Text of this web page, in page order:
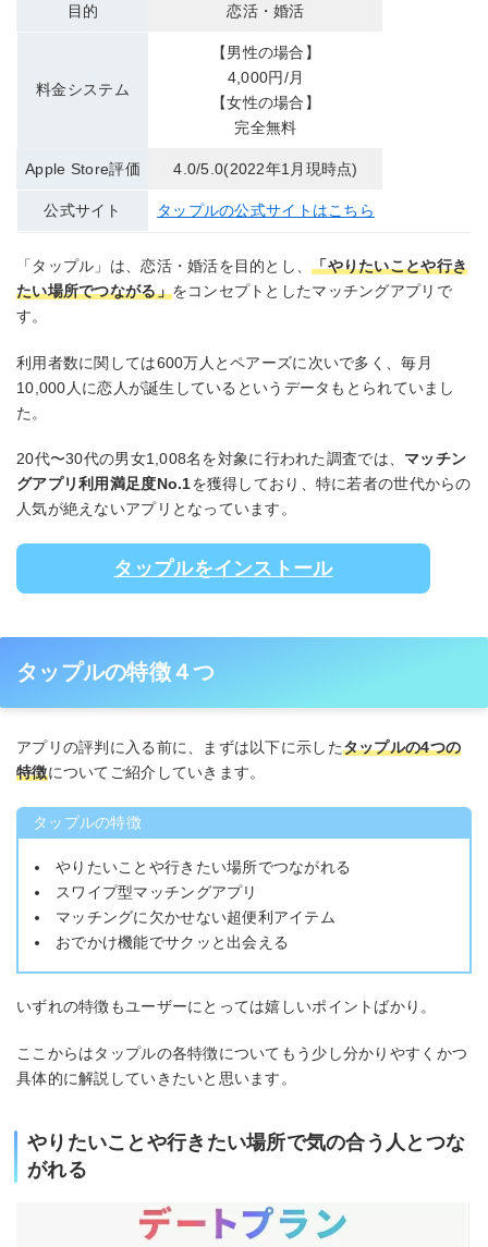
目的 恋活・婚活
料金システム
【男性の場合】
4,000円/月
【女性の場合】
完全無料
Apple Store評価 4.0/5.0(2022年1月現時点)
公式サイト タップルの公式サイトはこちら
「タップル」は、恋活・婚活を目的とし、「やりたいことや行き
たい場所でつながる」をコンセプトとしたマッチングアプリで
す。
利用者数に関しては600万人とペアーズに次いで多く、毎月
10,000人に恋人が誕生しているというデータもとられていまし
た。
20代〜30代の男女1,008名を対象に行われた調査では、 マッチン
グアプリ利用満足度No.1を獲得しており、特に若者の世代からの
人気が絶えないアプリとなっています。
タップルをインストール
タップルの特徴４つ
アプリの評判に入る前に、まずは以下に示したタップルの4つの
特徴についてご紹介していきます。
タップルの特徴
やりたいことや行きたい場所でつながれる
スワイプ型マッチングアプリ
マッチングに欠かせない超便利アイテム
おでかけ機能でサクッと出会える
いずれの特徴もユーザーにとっては嬉しいポイントばかり。
ここからはタップルの各特徴についてもう少し分かりやすくかつ
具体的に解説していきたいと思います。
やりたいことや行きたい場所で気の合う人とつな
がれる